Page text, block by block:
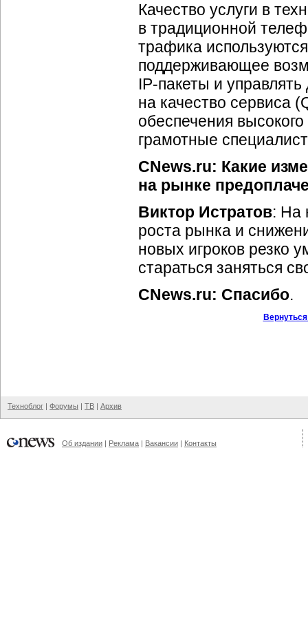
Качество услуги в
в традиционной
трафика
поддерживающее
IP-пакеты и
на качество сервиса
обеспечения
грамотные
CNews.ru: Какие
на рынке
Виктор Истратов: На
роста рынка и
новых игроков резко
стараться заняться
CNews.ru: Спасибо.
Техноблог | Форумы | ТВ | Архив
Об издании | Реклама | Вакансии | Контакты